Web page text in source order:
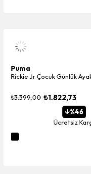
Puma
Rickie Jr Çocuk Günlük
₺1.822,73
₺3.399,00
%46
Ücretsiz